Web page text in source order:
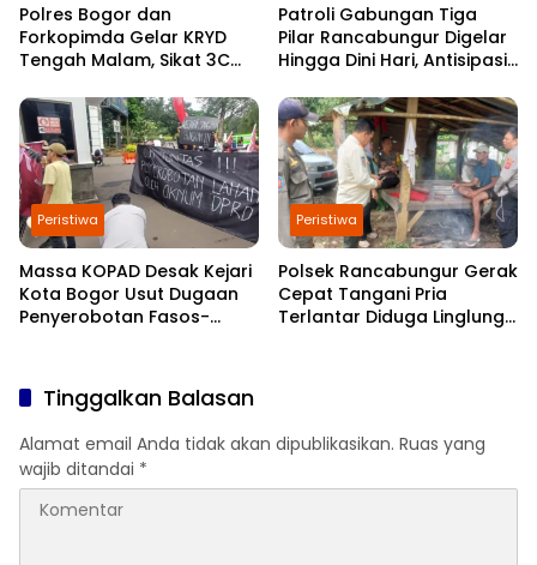
Polres Bogor dan
Forkopimda Gelar KRYD
Tengah Malam, Sikat 3C
Kabupaten Bogor
Patroli Gabungan Tiga
Pilar Rancabungur Digelar
Hingga Dini Hari, Antisipasi
Selama Ramadan
Peristiwa
Massa KOPAD Desak Kejari
Kota Bogor Usut Dugaan
Penyerobotan Fasos-
Peristiwa
Polsek Rancabungur Gerak
Cepat Tangani Pria
Terlantar Diduga Linglung,
Tinggalkan Balasan
Alamat email Anda tidak akan dipublikasikan. Ruas yang
wajib ditandai *